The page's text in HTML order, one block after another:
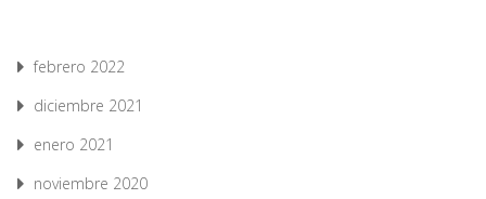
febrero 2022
diciembre 2021
enero 2021
noviembre 2020